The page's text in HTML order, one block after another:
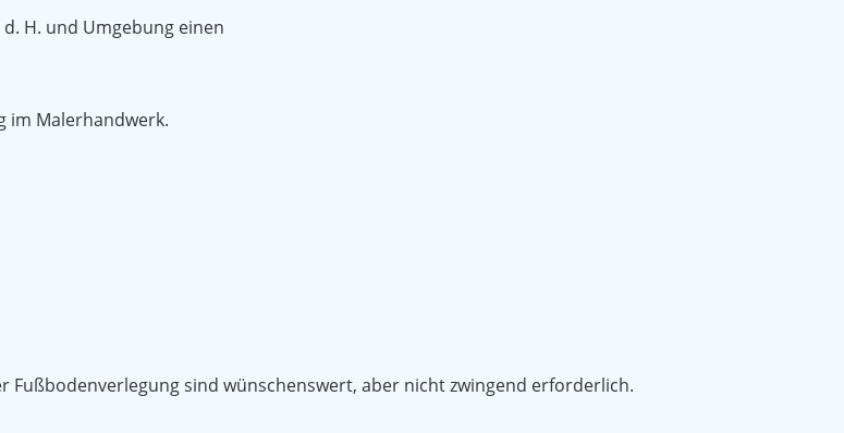
H. und Umgebung einen
im Malerhandwerk.
sind wünschenswert, aber nicht zwingend erforderlich.